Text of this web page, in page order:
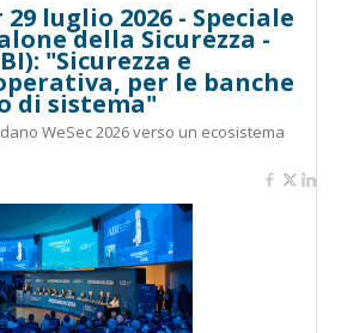
luglio 2026 - Speciale
della Sicurezza -
"Sicurezza e
per le banche
di sistema"
WeSec 2026 verso un ecosistema